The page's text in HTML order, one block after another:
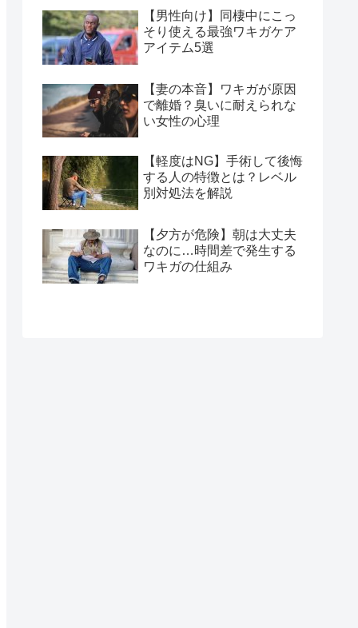
【男性向け】同棲中にこっ
そり使える最強ワキガケア
アイテム5選
【妻の本音】ワキガが原因
で離婚？臭いに耐えられな
い女性の心理
【軽度はNG】手術して後悔
する人の特徴とは？レベル
別対処法を解説
【夕方が危険】朝は大丈夫
なのに…時間差で発生する
ワキガの仕組み